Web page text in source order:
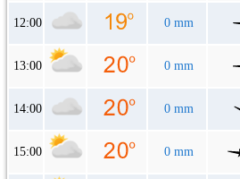
12:00 0 mm
13:00 0 mm
14:00 0 mm
15:00 0 mm